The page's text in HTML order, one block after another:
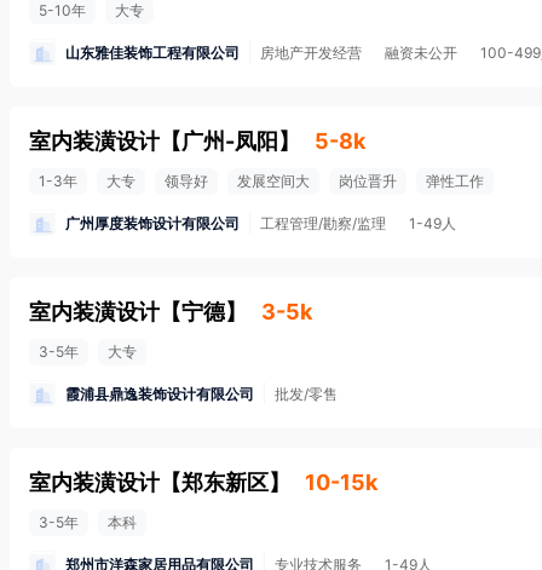
5-10年 大专
山东雅佳装饰工程有限公司 房地产开发经营 融资未公开 100-
室内装潢设计 【广州-凤阳 】 5-8k
1-3年 大专 领导好 发展空间大 岗位晋升 弹性工作
广州厚度装饰设计有限公司 工程管理/勘察/监理 1-49人
室内装潢设计 【宁德】 3-5k
3-5年 大专
霞浦县鼎逸装饰设计有限公司 批发/零售
室内装潢设计 【郑东新区】 10-15k
3-5年 本科
郑州市洋森家居用品有限公司 专业技术服务 1-49人